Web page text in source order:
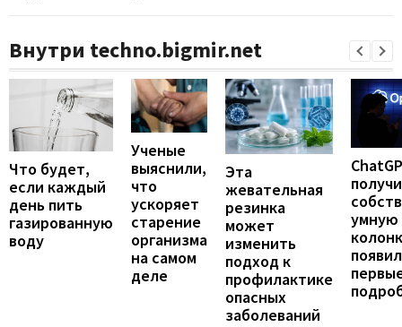
Внутри techno.bigmir.net
Что будет,
если каждый
день пить
газированную
воду
Ученые
выяснили,
что
ускоряет
старение
организма
на самом
деле
Эта
жевательная
резинка
может
изменить
подход к
профилактике
опасных
заболеваний
умную